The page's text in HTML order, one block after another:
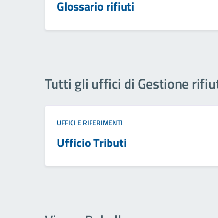
Glossario rifiuti
Tutti gli uffici di Gestione
UFFICI E RIFERIMENTI
Ufficio Tributi